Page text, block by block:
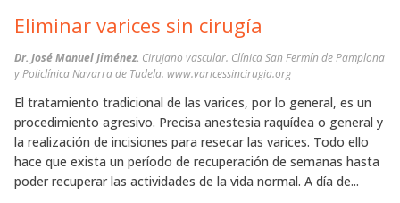
Eliminar varices sin cirugía
Dr. José Manuel Jiménez. Cirujano vascular. Clínica San Fermín de Pamplona
y Policlínica Navarra de Tudela. www.varicessincirugia.org
El tratamiento tradicional de las varices, por lo general, es un
procedimiento agresivo. Precisa anestesia raquídea o general y
la realización de incisiones para resecar las varices. Todo ello
hace que exista un período de recuperación de semanas hasta
poder recuperar las actividades de la vida normal. A día de...